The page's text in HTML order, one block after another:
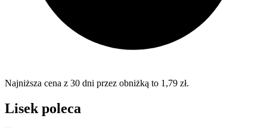
Najniższa cena z 30 dni przez obniżką to 1,79 zł.
Lisek poleca